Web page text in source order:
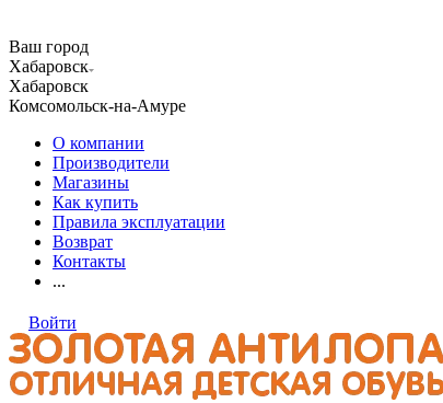
Ваш город
Хабаровск
Хабаровск
Комсомольск-на-Амуре
О компании
Производители
Магазины
Как купить
Правила эксплуатации
Возврат
Контакты
...
Войти